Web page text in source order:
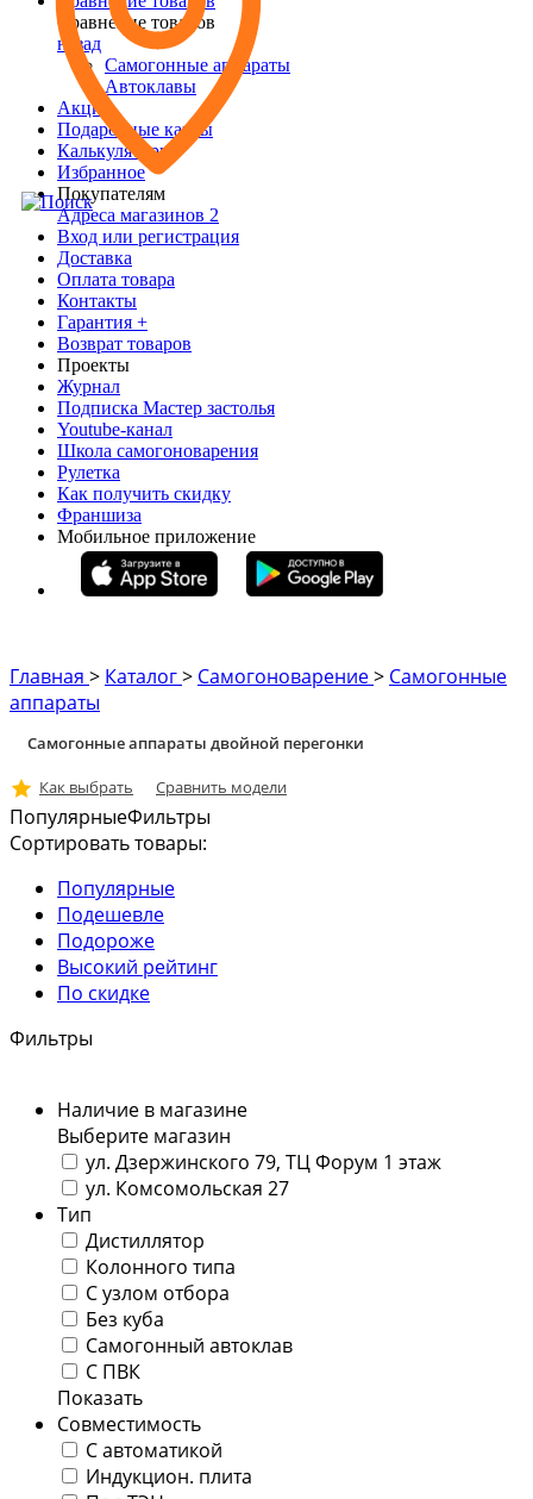
Сравнение товаров
назад
Самогонные аппараты
Автоклавы
Акции
Подарочные карты
Калькуляторы
Избранное
Покупателям
Адреса магазинов 2
Вход или регистрация
Доставка
Оплата товара
Контакты
Гарантия +
Возврат товаров
Проекты
Журнал
Подписка Мастер застолья
Youtube-канал
Школа самогоноварения
Рулетка
Как получить скидку
Франшиза
Мобильное приложение
Главная > Каталог> Самогоноварение> Самогонные
аппараты
Самогонные аппараты двойной перегонки
Как выбрать Сравнить модели
ПопулярныеФильтры
Сортировать товары:
Популярные
Подешевле
Подороже
Высокий рейтинг
По скидке
Фильтры
Наличие в магазине
Выберите магазин
ул. Дзержинского 79, ТЦ Форум 1 этаж
ул. Комсомольская 27
Тип
Дистиллятор
Колонного типа
С узлом отбора
Без куба
Самогонный автоклав
С ПВК
Показать
Совместимость
С автоматикой
Индукцион. плита